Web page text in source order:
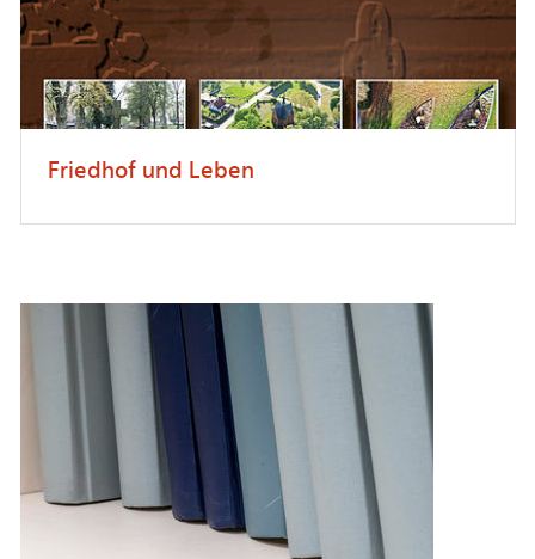
Friedhof und Leben